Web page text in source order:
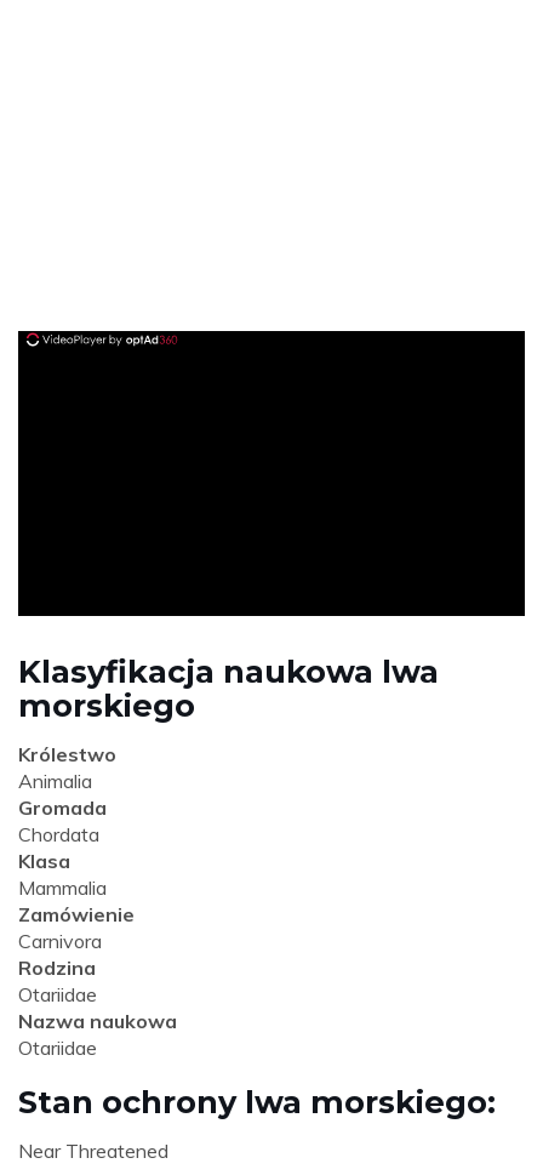
Klasyfikacja naukowa lwa
morskiego
Królestwo
Animalia
Gromada
Chordata
Klasa
Mammalia
Zamówienie
Carnivora
Rodzina
Otariidae
Nazwa naukowa
Otariidae
Stan ochrony lwa morskiego:
Near Threatened